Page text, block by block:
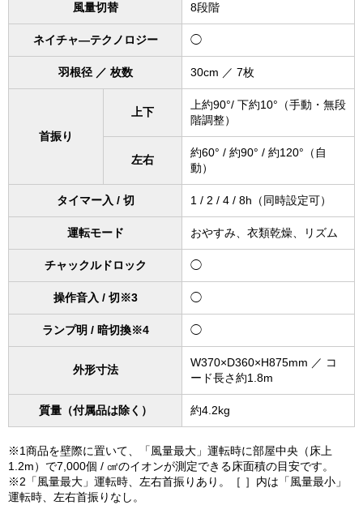
風量切替 8段階
ネイチャ―テクノロジー ◯
羽根径 ／ 枚数 30cm ／ 7枚
首振り
上下
上約90°/ 下約10°（手動・無段
階調整）
左右
約60° / 約90° / 約120°（自
動）
タイマー入 / 切 1 / 2 / 4 / 8h（同時設定可）
運転モード おやすみ、衣類乾燥、リズム
チャックルドロック ◯
操作音入 / 切※3 ◯
ランプ明 / 暗切換※4 ◯
外形寸法
W370×D360×H875mm ／ コ
ード長さ約1.8m
質量（付属品は除く） 約4.2kg
※1商品を壁際に置いて、「風量最大」運転時に部屋中央（床上
1.2m）で7,000個 / ㎠のイオンが測定できる床面積の目安です。
※2「風量最大」運転時、左右首振りあり。［ ］内は「風量最小」
運転時、左右首振りなし。